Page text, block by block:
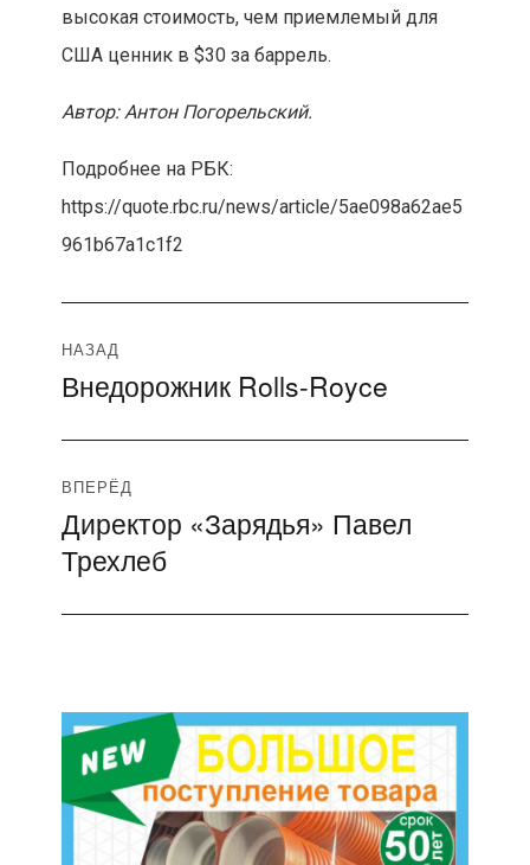
высокая стоимость, чем приемлемый для
США ценник в $30 за баррель.
Автор: Антон Погорельский.
Подробнее на РБК:
https://quote.rbc.ru/news/article/5ae098a62ae5
961b67a1c1f2
Навигация
по
записям
НАЗАД
Предыдущая
Внедорожник Rolls-Royce
ВПЕРЁД
Следующая
запись:
Директор «Зарядья» Павел
Трехлеб